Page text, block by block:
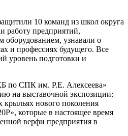
10 команд из школ округа
работу предприятий,
оборудованием, узнавали о
и профессиях будущего. Все
уровень подготовки и
по СПК им. Р.Е. Алексеева»
на выставочной экспозиции:
нового поколения
которые в настоящее время
верфи предприятия в